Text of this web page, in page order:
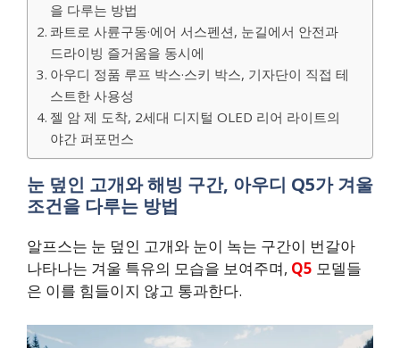
을 다루는 방법
콰트로 사륜구동·에어 서스펜션, 눈길에서 안전과
드라이빙 즐거움을 동시에
아우디 정품 루프 박스·스키 박스, 기자단이 직접 테
스트한 사용성
젤 암 제 도착, 2세대 디지털 OLED 리어 라이트의
야간 퍼포먼스
눈 덮인 고개와 해빙 구간, 아우디 Q5가 겨울
조건을 다루는 방법
알프스는 눈 덮인 고개와 눈이 녹는 구간이 번갈아
나타나는 겨울 특유의 모습을 보여주며, Q5 모델들
은 이를 힘들이지 않고 통과한다.